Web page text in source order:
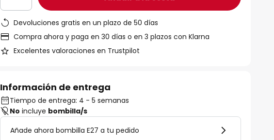
Devoluciones gratis en un plazo de 50 días
Compra ahora y paga en 30 días o en 3 plazos con Klarna
Excelentes valoraciones en Trustpilot
Información de entrega
Tiempo de entrega: 4 - 5 semanas
No incluye bombilla/s
Añade ahora bombilla E27 a tu pedido